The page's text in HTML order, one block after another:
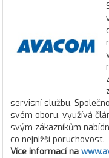
servisní službu.
svém oboru, využívá
svým zákazníkům
co nejnižší poruchovost.
Více informací na